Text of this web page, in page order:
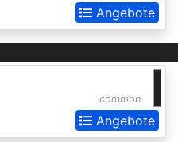
Angebote
common
Angebote